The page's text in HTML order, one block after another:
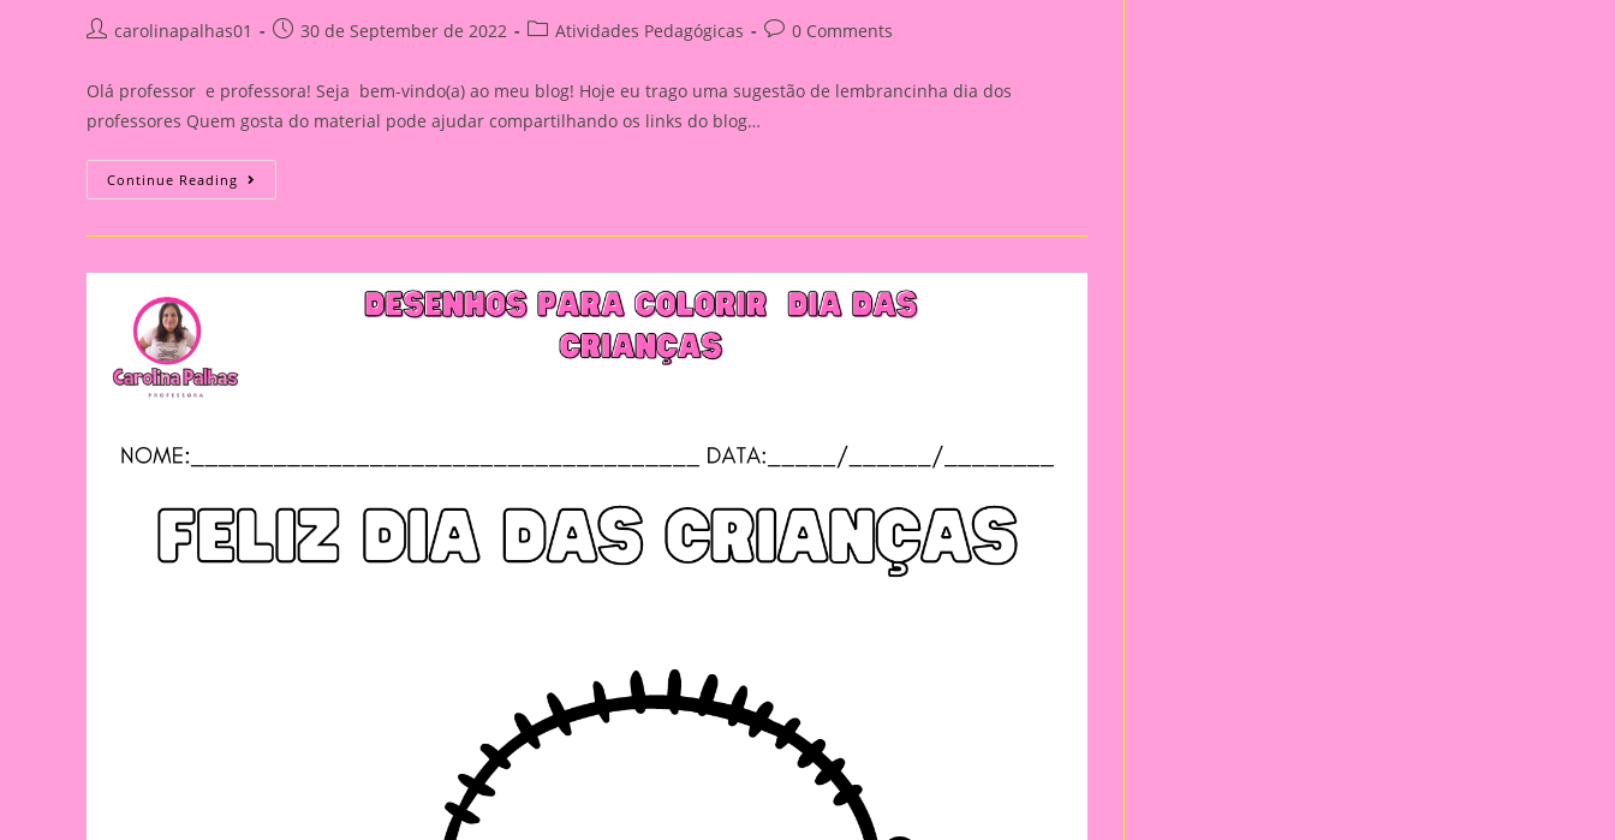
Postcarolinapalhas01
Post30 de September de 2022
PostAtividades Pedagógicas
Post0 Comments
Olá professor e professora! Seja bem-vindo(a) ao meu blog! Hoje eu trago uma sugestão de lembrancinha dia dos
professores Quem gosta do material pode ajudar compartilhando os links do blog…
Continue Reading Jogo
Da
Lixa